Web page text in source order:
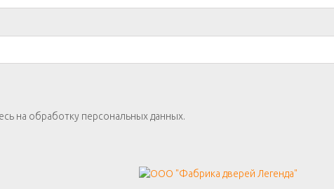
на обработку персональных данных.